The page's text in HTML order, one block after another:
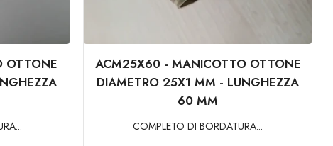
OTTONE
ACM25X60 - MANICOTTO OTTONE
DIAMETRO 25X1 MM - LUNGHEZZA
60 MM
COMPLETO DI BORDATURA...